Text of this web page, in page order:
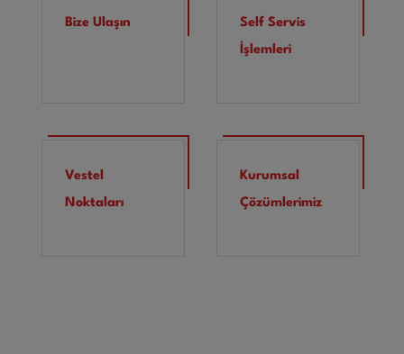
Bize Ulaşın
Self Servis
İşlemleri
Vestel
Noktaları
Kurumsal
Çözümlerimiz